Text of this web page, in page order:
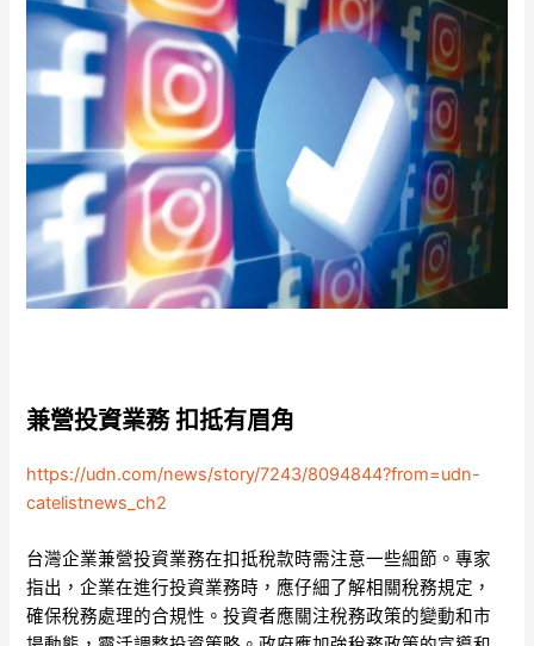
兼營投資業務 扣抵有眉角
https://udn.com/news/story/7243/8094844?from=udn-
catelistnews_ch2
台灣企業兼營投資業務在扣抵稅款時需注意一些細節。專家
指出，企業在進行投資業務時，應仔細了解相關稅務規定，
確保稅務處理的合規性。投資者應關注稅務政策的變動和市